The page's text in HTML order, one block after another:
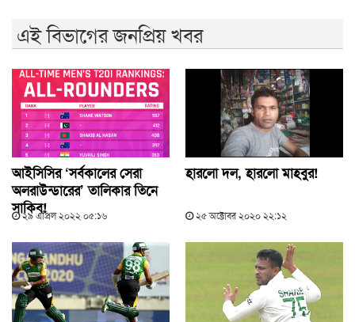
এই বিভাগের জনপ্রিয় খবর
আইসিসির ‘সর্বকালের সেরা
অলরাউন্ডারের’ তালিকার তিনে
সাকিব!
২৯ এপ্রিল ২০২২ ০৫:১৬
হারলো দল, হারলো মাহবুর!
২৫ অক্টোবর ২০২০ ২২:১২